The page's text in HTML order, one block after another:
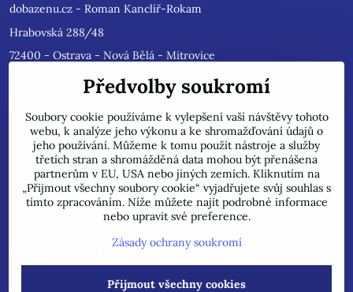
dobazenu.cz - Roman Kanclíř-Rokam
Hrabovská 288/48
72400 - Ostrava - Nová Bělá - Mitrovice
rokam@seznam.cz
(Prosíme nyní dotazy do mailu, ihned
odpovíme, jsme přetíženi). Reklamace prosíme pouze do mailu,
přepošleme výrobci s dalším řešením.
Jsme plátci DPH.
POZOR !!! Jedná se pouze o INTERNETOVÝ PRODEJ, na uvedené
adrese běžně neprodáváme!
Důležité informace
Předvolby soukromí
Soubory cookie používáme k vylepšení vaší návštěvy tohoto
webu, k analýze jeho výkonu a ke shromažďování údajů o
jeho používání. Můžeme k tomu použít nástroje a služby
třetích stran a shromážděná data mohou být přenášena
partnerům v EU, USA nebo jiných zemích. Kliknutím na
„Přijmout všechny soubory cookie“ vyjadřujete svůj souhlas s
tímto zpracováním. Níže můžete najít podrobné informace
nebo upravit své preference.
Zásady ochrany soukromí
Přijmout všechny cookies